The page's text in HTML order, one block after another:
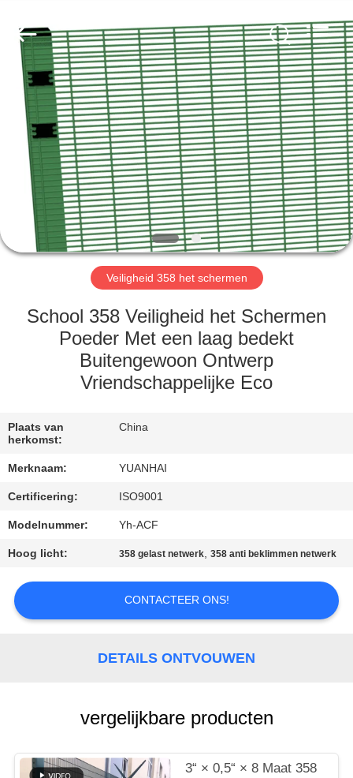
HUIS
PRODUCTEN
VR-
SHOW
ONGEVEER
FABRIEKSREIS
KWALITEITSCONTROLE
CONTACTEER
ONS
NIEUWS
VERZOEK
OM EEN
CITAAT
SITEMAP
PRIVACY
mesh
products
Rights
Reserved.
Veiligheid 358 het schermen
School 358 Veiligheid het Schermen
Poeder Met een laag bedekt
Buitengewoon Ontwerp
Vriendschappelijke Eco
Plaats van
herkomst:
China
Merknaam: YUANHAI
Certificering: ISO9001
Modelnummer: Yh-ACF
Hoog licht: 358 gelast netwerk,358 anti beklimmen netwerk
CONTACTEER ONS!
DETAILS ONTVOUWEN
vergelijkbare producten
3“ × 0,5“ × 8 Maat 358